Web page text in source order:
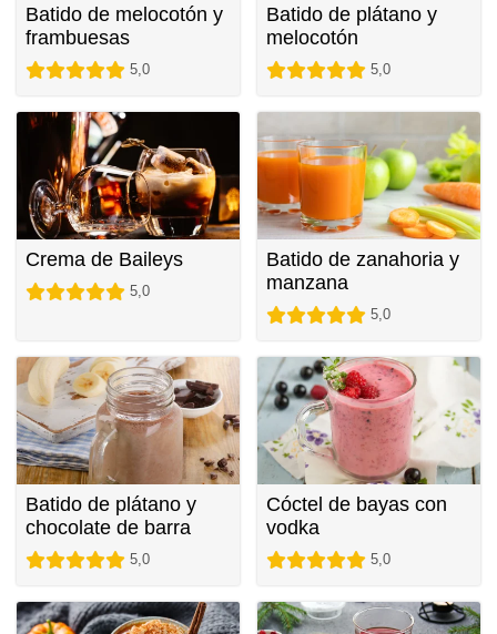
Batido de melocotón y
frambuesas
5,0
Batido de plátano y
melocotón
5,0
Crema de Baileys
5,0
Batido de zanahoria y
manzana
5,0
Batido de plátano y
chocolate de barra
5,0
Cóctel de bayas con
vodka
5,0